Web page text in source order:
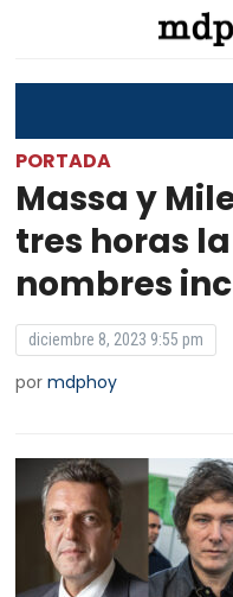
PORTADA
Massa y
tres horas
nombres
diciembre 8, 2023 9:55 pm
pormdphoy